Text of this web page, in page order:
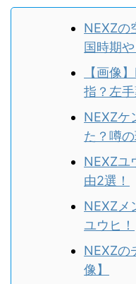
NEXZの
国時期
【画像
指？左
NEXZケ
た？噂
NEXZユ
由2選！
NEXZメ
ユウヒ！
NEXZの
像】